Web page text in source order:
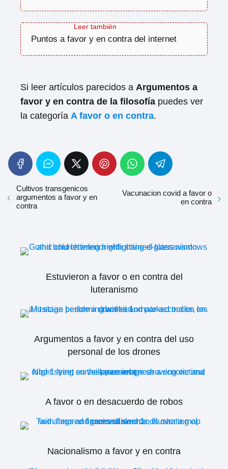
Puntos a favor y en contra del internet
Si leer artículos parecidos a Argumentos a
favor y en contra de la filosofía puedes ver
la categoría A favor o en contra.
Cultivos transgenicos
argumentos a favor y en
contra
Vacunacion covid a favor o
en contra
Estuvieron a favor o en contra del
luteranismo
Argumentos a favor y en contra del uso
personal de los drones
A favor o en desacuerdo de robos
Nacionalismo a favor y en contra